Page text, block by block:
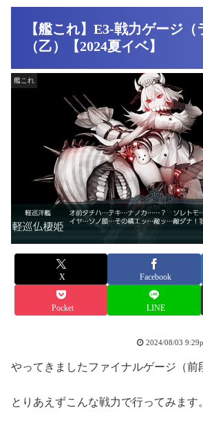
【艦これ】E3-戦力ゲージ（
（乙）【2024夏イベ】
艦これ
X Facebook
Pocket LINE
2024/08/03
やってきましたファイナルゲージ（前
とりあえずこんな戦力で行ってみます。